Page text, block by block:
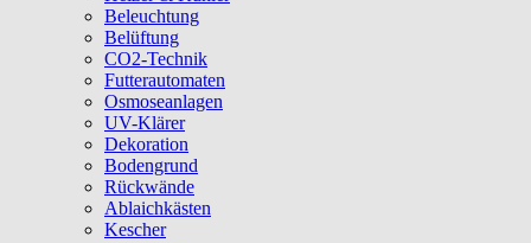
Beleuchtung
Belüftung
CO2-Technik
Futterautomaten
Osmoseanlagen
UV-Klärer
Dekoration
Bodengrund
Rückwände
Ablaichkästen
Kescher